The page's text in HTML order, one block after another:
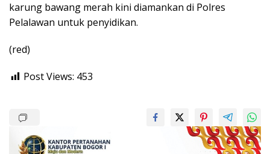
karung bawang merah kini diamankan di Polres
Pelalawan untuk penyidikan.
(red)
Post Views: 453